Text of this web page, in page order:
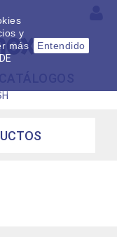
y
más
Entendido